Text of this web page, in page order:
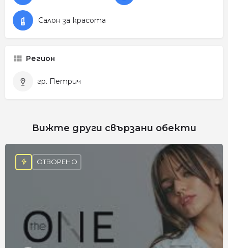
Салон за красота
Регион
гр. Петрич
Вижте други свързани обекти
ОТВОРЕНО